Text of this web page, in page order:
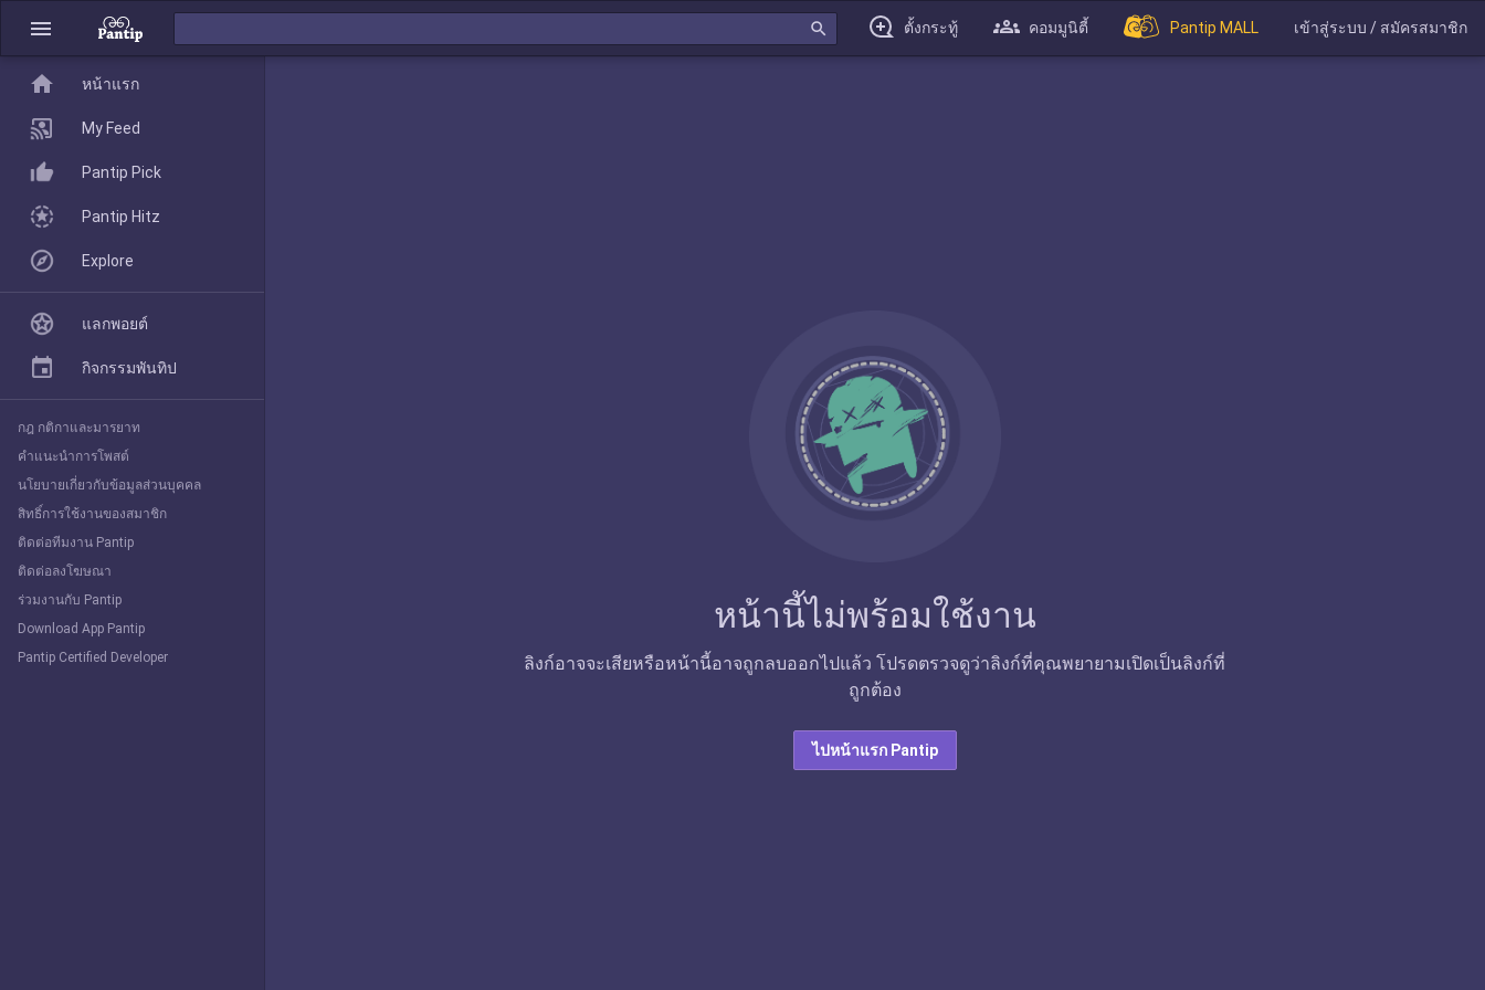
menu search ตั้งกระทู้ คอมมูนิตี้ Pantip MALL เข้าสู่ระบบ / สมัครสมาชิก
หน้านี้ไม่พร้อมใช้งาน
ลิงก์อาจจะเสียหรือหน้านี้อาจถูกลบออกไปแล้ว โปรดตรวจดูว่าลิงก์ที่คุณพยายามเปิดเป็นลิงก์ที่
ถูกต้อง
ไปหน้าแรก Pantip
home
Pantip Pick
Explore
home หน้าแรก
My Feed
Pantip Pick
Pantip Hitz
Explore
แลกพอยต์
กิจกรรมพันทิป
กฎ กติกาและมารยาท
คำแนะนำการโพสต์
นโยบายเกี่ยวกับข้อมูลส่วนบุคคล
สิทธิ์การใช้งานของสมาชิก
ติดต่อทีมงาน Pantip
ติดต่อลงโฆษณา
ร่วมงานกับ Pantip
Download App Pantip
Pantip Certified Developer